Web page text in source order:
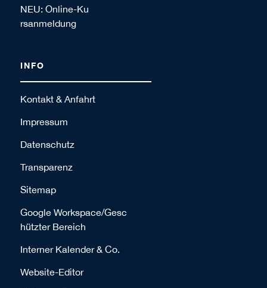
NEU: Online-Ku
rsanmeldung
INFO
Kontakt & Anfahrt
Impressum
Datenschutz
Transparenz
Sitemap
Google Workspace/Gesc
hützter Bereich
Interner Kalender & Co.
Website-Editor